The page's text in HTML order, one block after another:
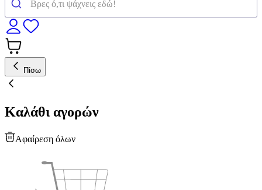
Πίσω
Καλάθι αγορών
Αφαίρεση όλων